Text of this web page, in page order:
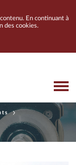
En continuant à
des cookies.